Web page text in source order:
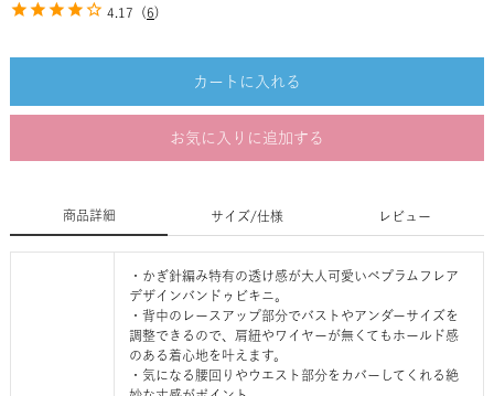
4.17 ( 6)
カートに入れる
お気に入りに追加する
商品詳細 サイズ/仕様 レビュー
・かぎ針編み特有の透け感が大人可愛いペプラムフレア
デザインバンドゥビキニ。
・背中のレースアップ部分でバストやアンダーサイズを
調整できるので、肩紐やワイヤーが無くてもホールド感
のある着心地を叶えます。
・気になる腰回りやウエスト部分をカバーしてくれる絶